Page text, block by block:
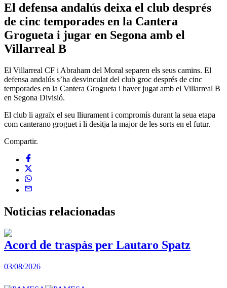
El defensa andalús deixa el club després
de cinc temporades en la Cantera
Grogueta i jugar en Segona amb el
Villarreal B
El Villarreal CF i Abraham del Moral separen els seus camins. El
defensa andalús s’ha desvinculat del club groc després de cinc
temporades en la Cantera Grogueta i haver jugat amb el Villarreal B
en Segona Divisió.
El club li agraïx el seu lliurament i compromís durant la seua etapa
com canterano groguet i li desitja la major de les sorts en el futur.
Compartir.
Noticias relacionadas
Acord de traspàs per Lautaro Spatz
03/08/2026